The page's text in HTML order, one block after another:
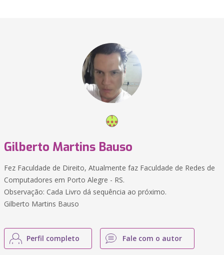
Gilberto Martins Bauso
Fez Faculdade de Direito, Atualmente faz Faculdade de Redes de
Computadores em Porto Alegre - RS.
Observação: Cada Livro dá sequência ao próximo.
Gilberto Martins Bauso
Perfil completo Fale com o autor